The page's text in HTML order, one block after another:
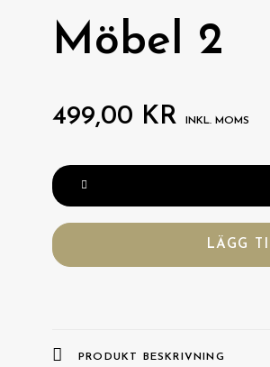
Möbel 2
499,00 KR INKL. MOMS
Möbel
2
mängd
LÄGG
PRODUKT BESKRIVNING